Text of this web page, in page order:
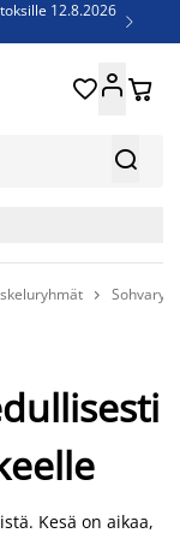
12.8.2026


 

Kesä on aikaa,